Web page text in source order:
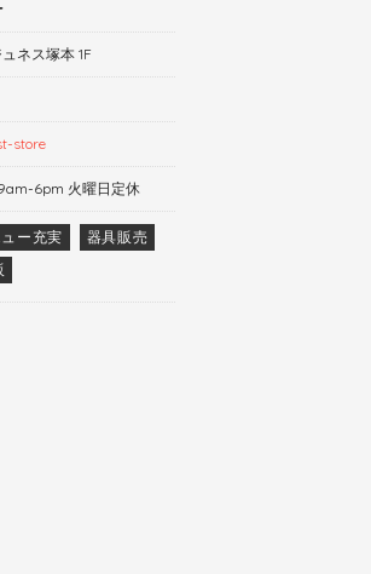
ネス塚本 1F
store
6pm 火曜日定休
ー充実
器具販売